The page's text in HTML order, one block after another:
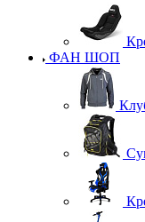
ФАН ШОП